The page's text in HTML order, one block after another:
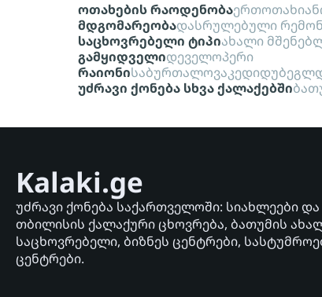
ოთახების რაოდენობა
მდგომარეობადასრულებული
საცხოვრებელი ტიპიახალი
გამყიდველიდეველოპერი
რაიონისაბურთალოვაკედიდუბე
უძრავი ქონება სხვა ქალაქებში
Kalaki.ge
უძრავი ქონება საქართველოში: სიახლეები
თბილისის ქალაქური ცხოვრება, ბათუმის
საცხოვრებელი, ბიზნეს ცენტრები,
ცენტრები.